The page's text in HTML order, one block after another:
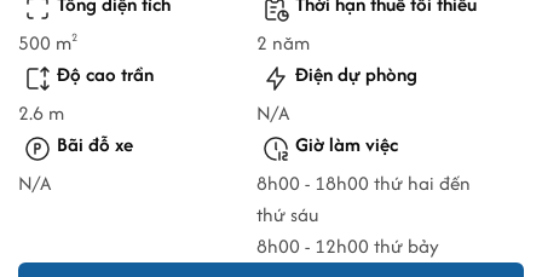
500 m2
2 năm
Độ cao trần
2.6 m
Điện dự phòng
N/A
Bãi đỗ xe
N/A
Giờ làm việc
8h00 - 18h00 thứ hai đến
thứ sáu
8h00 - 12h00 thứ bảy